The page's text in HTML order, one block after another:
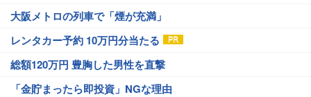
大阪メトロの列車で「煙が充満」
レンタカー予約 10万円分当たる
総額120万円 豊胸した男性を直撃
「金貯まったら即投資」NGな理由